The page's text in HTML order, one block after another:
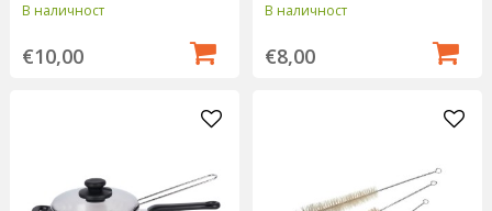
В наличност
€10,00
В наличност
€8,00